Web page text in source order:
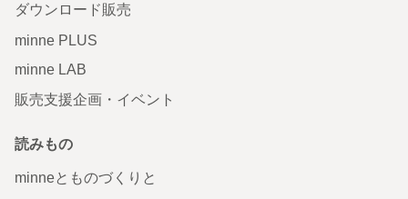
ダウンロード販売
minne PLUS
minne LAB
販売支援企画・イベント
読みもの
minneとものづくりと